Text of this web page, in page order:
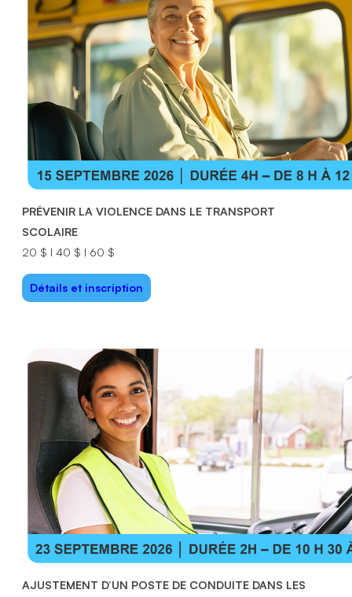
PRÉVENIR LA VIOLENCE DANS LE TRANSPORT
SCOLAIRE
20 $ I 40 $ I 60 $
Détails et inscription
AJUSTEMENT D’UN POSTE DE CONDUITE DANS LES